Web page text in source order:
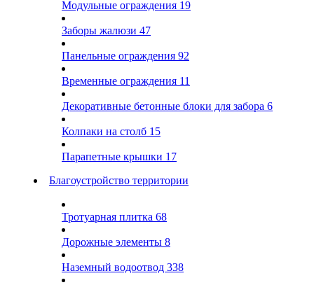
Модульные ограждения 19
Заборы жалюзи 47
Панельные ограждения 92
Временные ограждения 11
Декоративные бетонные блоки для забора 6
Колпаки на столб 15
Парапетные крышки 17
Благоустройство территории
Тротуарная плитка 68
Дорожные элементы 8
Наземный водоотвод 338